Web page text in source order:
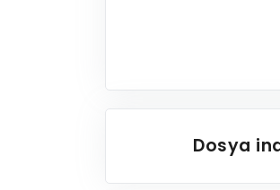
Dosya